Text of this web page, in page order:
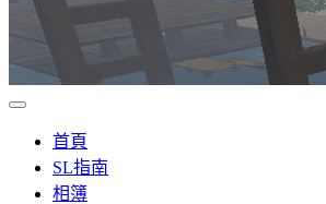
首頁
SL指南
相簿